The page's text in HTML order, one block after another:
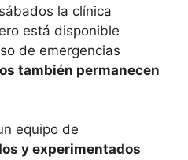
la clínica
está disponible
de emergencias
también permanecen
equipo de
y experimentados